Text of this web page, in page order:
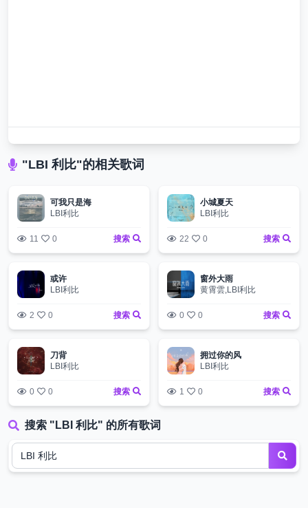
"LBI 利比"的相关歌词
可我只是海
LBI利比
11 0 搜索
小城夏天
LBI利比
22 0 搜索
或许
LBI利比
2 0 搜索
窗外大雨
黄霄雲,LBI利比
0 0 搜索
刀背
LBI利比
0 0 搜索
拥过你的风
LBI利比
1 0 搜索
搜索 "LBI 利比" 的所有歌词